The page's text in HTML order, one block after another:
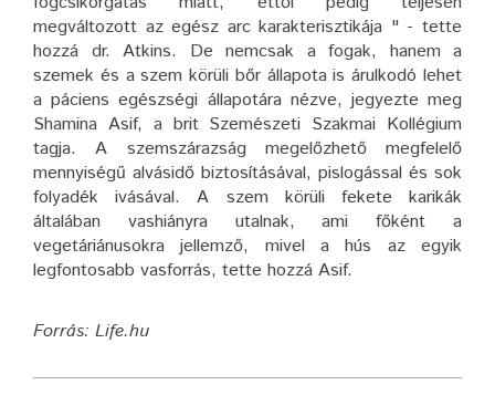
megváltozott az egész arc karakterisztikája " - tette
hozzá dr. Atkins. De nemcsak a fogak, hanem a
szemek és a szem körüli bőr állapota is árulkodó lehet
a páciens egészségi állapotára nézve, jegyezte meg
Shamina Asif, a brit Szemészeti Szakmai Kollégium
tagja. A szemszárazság megelőzhető megfelelő
mennyiségű alvásidő biztosításával, pislogással és sok
folyadék ivásával. A szem körüli fekete karikák
általában vashiányra utalnak, ami főként a
vegetáriánusokra jellemző, mivel a hús az egyik
legfontosabb vasforrás, tette hozzá Asif.
Forrás: Life.hu